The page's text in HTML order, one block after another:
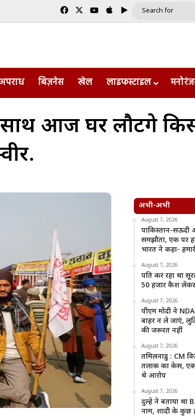
FacebookYouTube
AppleGoogle Play
अपराध बिज़नेस खेल लाइफस्टाइल
आज घर लौटेंगे
अभी-अभी
August 7, 2026
पाकिस्तान-सऊदी
समझौता, एक पर
भारत ने कहा-
August 7, 2026
पति कर रहा था
50 हजार कैश लेकर
August 7, 2026
पीएम मोदी ने
बाहर न ले जाएं,
की जरूरत नहीं
August 7, 2026
तमिलनाडु : CM
तलाक का केस,
थे आरोप
August 7, 2026
दुल्हे ने बताया था
नाम, शादी के कुछ